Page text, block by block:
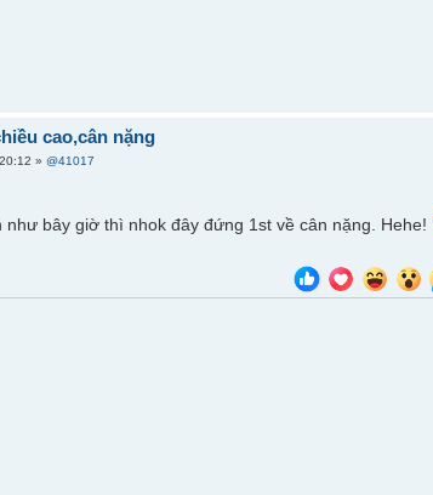
cao,cân nặng
»@41017
bây giờ thì nhok đây đứng 1st về cân nặng. Hehe!